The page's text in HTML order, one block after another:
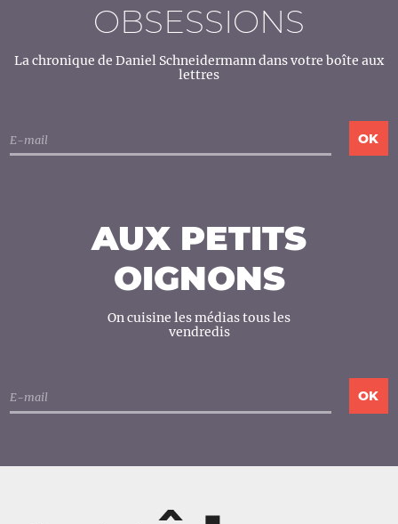
OBSESSIONS
La chronique de Daniel Schneidermann dans votre boîte aux
lettres
AUX PETITS
OIGNONS
On cuisine les médias tous les
vendredis